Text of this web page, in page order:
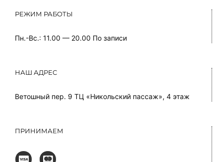
РЕЖИМ РАБОТЫ
Пн.-Вс.: 11.00 — 20.00 По записи
НАШ АДРЕС
Ветошный пер. 9 ТЦ «Никольский пассаж», 4 этаж
ПРИНИМАЕМ